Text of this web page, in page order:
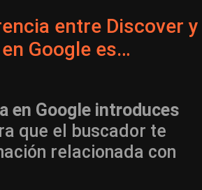
entre Discover y
Google es…
en Google introduces
que el buscador te
relacionada con